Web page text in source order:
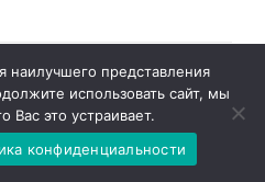
наилучшего представления
использовать сайт, мы
Вас это устраивает.
конфиденциальности